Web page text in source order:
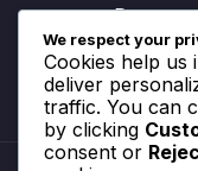
We respect your
Cookies help us
deliver
traffic. You can
by clicking
consent or